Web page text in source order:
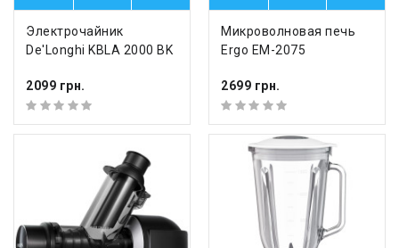
Электрочайник
De'Longhi KBLA 2000 BK
2099 грн.
Микроволновая печь
Ergo EM-2075
2699 грн.